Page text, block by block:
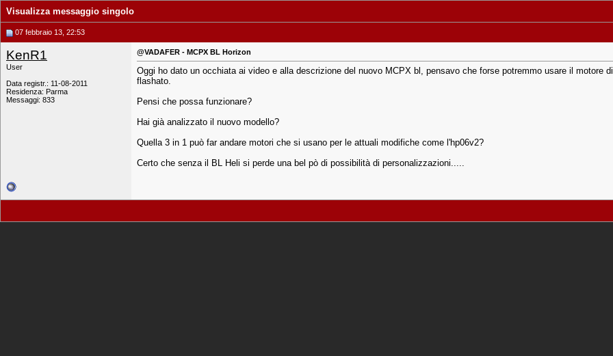
Visualizza messaggio singolo
07 febbraio 13, 22:53
KenR1
User
Data registr.: 11-08-2011
Residenza: Parma
Messaggi: 833
@VADAFER - MCPX BL Horizon
Oggi ho dato un occhiata ai video e alla descrizione del nuovo MCPX bl, pensavo che forse potremmo usare il motore
flashato.
Pensi che possa funzionare?
Hai già analizzato il nuovo modello?
Quella 3 in 1 può far andare motori che si usano per le attuali modifiche come l'hp06v2?
Certo che senza il BL Heli si perde una bel pò di possibilità di personalizzazioni.....